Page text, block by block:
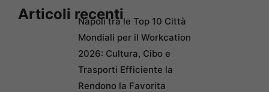
Articoli recentiNapoli tra le Top 10 Città
Mondiali per il Workcation
2026: Cultura, Cibo e
Trasporti Efficiente la
Rendono la Favorita